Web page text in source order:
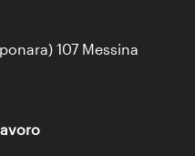
107 Messina